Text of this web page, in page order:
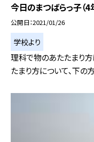
今日のまつばらっ子（4
公開日 2021/01/26
学校より
理科で物のあたたまり
たまり方について、下の